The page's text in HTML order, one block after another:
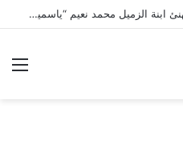
نقابة شركة بدر الدين للبترول تهنئ ابنة الزميل محمد نعيم “ياسمين” بتخرجها وتفوقها